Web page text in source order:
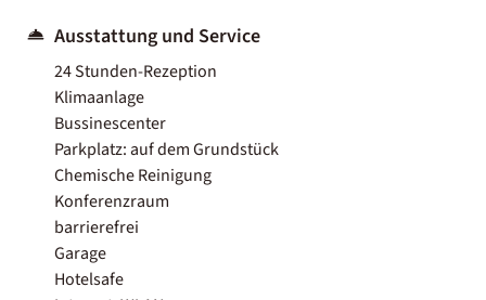
Ausstattung und Service
24 Stunden-Rezeption
Klimaanlage
Bussinescenter
Parkplatz: auf dem Grundstück
Chemische Reinigung
Konferenzraum
barrierefrei
Garage
Hotelsafe